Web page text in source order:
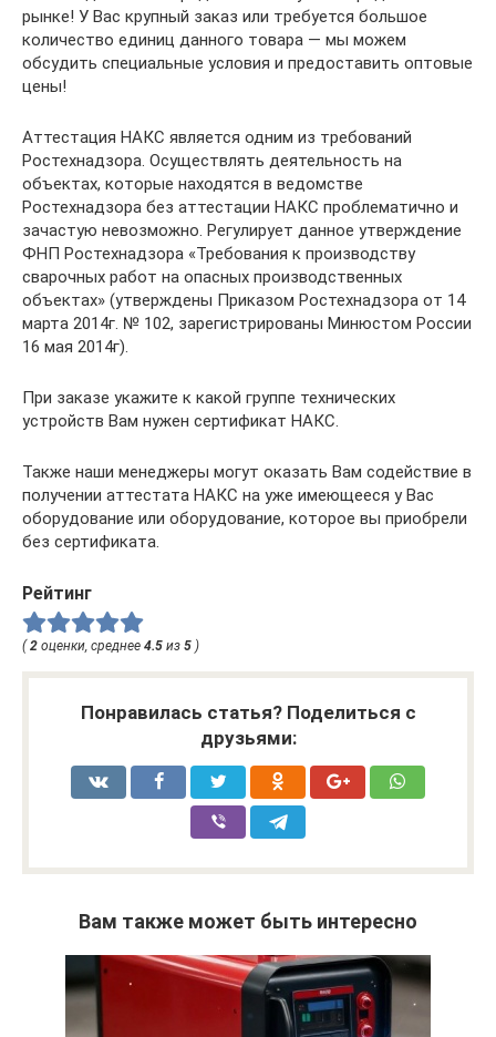
рынке! У Вас крупный заказ или требуется большое
количество единиц данного товара — мы можем
обсудить специальные условия и предоставить оптовые
цены!
Аттестация НАКС является одним из требований
Ростехнадзора. Осуществлять деятельность на
объектах, которые находятся в ведомстве
Ростехнадзора без аттестации НАКС проблематично и
зачастую невозможно. Регулирует данное утверждение
ФНП Ростехнадзора «Требования к производству
сварочных работ на опасных производственных
объектах» (утверждены Приказом Ростехнадзора от 14
марта 2014г. № 102, зарегистрированы Минюстом России
16 мая 2014г).
При заказе укажите к какой группе технических
устройств Вам нужен сертификат НАКС.
Также наши менеджеры могут оказать Вам содействие в
получении аттестата НАКС на уже имеющееся у Вас
оборудование или оборудование, которое вы приобрели
без сертификата.
Рейтинг
(2 оценки, среднее 4.5 из 5 )
Понравилась статья? Поделиться с
друзьями:
Вам также может быть интересно